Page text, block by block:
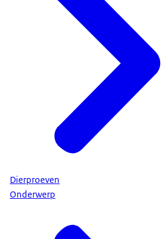
Dierproeven
Onderwerp